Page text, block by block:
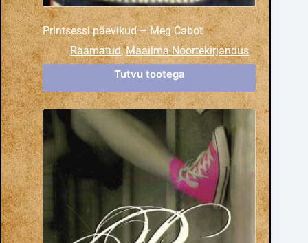
Printsessi päevikud – Meg Cabot
Raamatud,Maailma Noortekirjandus
Tutvu tootega